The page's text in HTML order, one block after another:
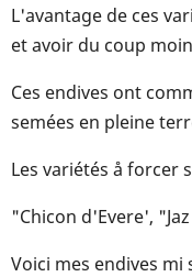
L'avantage de ces
et avoir du coup
Ces endives ont
semées en pleine
Les variétés å forcer
"Chicon d'Evere',
Voici mes endives mi